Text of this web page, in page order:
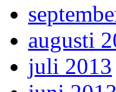
augusti
juli 2013